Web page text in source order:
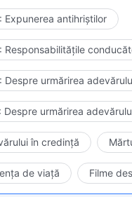
să-și rezolve
(Taiwan)
adevărul pentru a
asupra multitudinii
lume învățând
, Dumnezeu va fi
Expunerea antihriștilor
Responsabilitățile
Despre urmărirea
Despre urmărirea
în credință
de viață Filme